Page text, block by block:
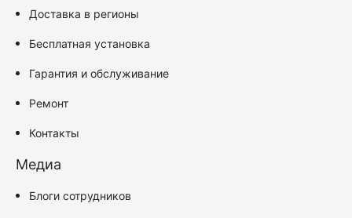
Доставка в регионы
Бесплатная установка
Гарантия и обслуживание
Ремонт
Контакты
Медиа
Блоги сотрудников